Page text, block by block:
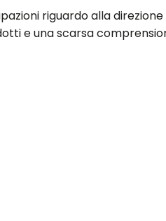
riguardo alla
e una scarsa